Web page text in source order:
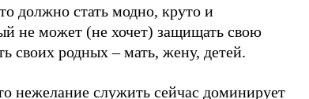
должно стать модно, круто и
не может (не хочет) защищать свою
своих родных – мать, жену, детей.
нежелание служить сейчас доминирует